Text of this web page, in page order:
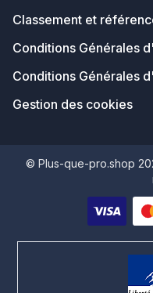
Classement et
Conditions Générales
Conditions Générales
Gestion des cookies
© Plus-que-pro.shop